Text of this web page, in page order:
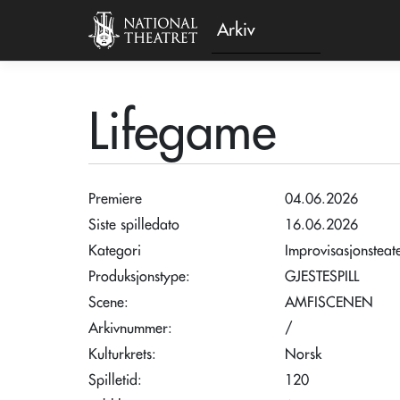
Arkiv
Lifegame
Premiere
04.06.2026
Siste spilledato
16.06.2026
Kategori
Produksjonstype:
GJESTESPILL
Scene:
AMFISCENEN
Arkivnummer:
/
Kulturkrets:
Norsk
Spilletid:
120